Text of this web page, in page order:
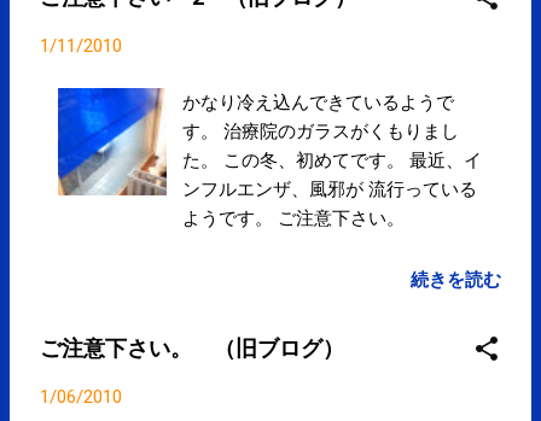
院長を務める齋藤真嗣先生です。 たとえば、こんな
「老いるゴルフ」をしていませんか? ×「前夜遅くま
プレーする」 ×「ドライバーの飛距離を自慢する」
×「カートに乗って移動する」 ×「ラウンド中の昼食
にビールを飲む」 アマチュアのゴルフプレーヤーに
ありがちなこれらの日常の何気ない行動こそが、 実
は危険で、老化を促進しているのです。 では、「ゴ
でしょうか? 一例を挙げると......。 ○「朝食に枝豆・
ほどストレッチをする」 ○「スーパーショットの残
像を追い求めない」 ○「プレー中にメモをつけ、一
1/11/2010
かなり冷え込んできているようで
す。 治療院のガラスがくもりまし
た。 この冬、初めてです。 最近、イ
ンフルエンザ、風邪が 流行っている
ようです。 ご注意下さい。
続きを読む
ご注意下さい。 （旧ブログ）
1/06/2010